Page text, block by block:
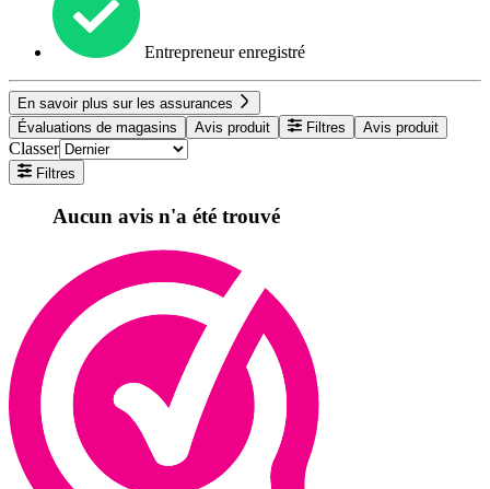
Entrepreneur enregistré
En savoir plus sur les assurances
Évaluations de magasins
Avis produit Filtres Avis produit
Classer
Filtres
Aucun avis n'a été trouvé